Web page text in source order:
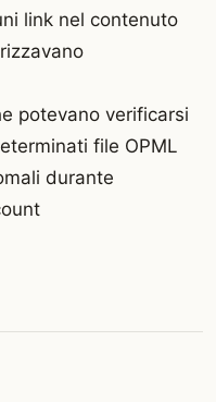
link nel contenuto
potevano verificarsi
file OPML
durante